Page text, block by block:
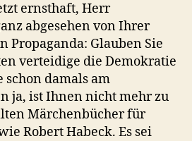
ernsthaft, Herr
abgesehen von Ihrer
Propaganda: Glauben Sie
verteidige die Demokratie
damals am
ja, ist Ihnen nicht mehr zu
Märchenbücher für
Robert Habeck. Es sei